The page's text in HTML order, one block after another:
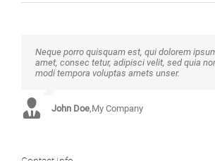
Neque porro quisquam est, qui dolorem
amet, consec tetur, adipisci velit, sed quia
modi tempora voluptas amets unser.
John Doe,My Company
Aliquam erat volutpat. Quisque at est id ligula
eget pulvinar nibh. Suspendisse at ultrices
felis arcu sadips ipsums fugiats nemis.
Luke Beck,Theme Fusion